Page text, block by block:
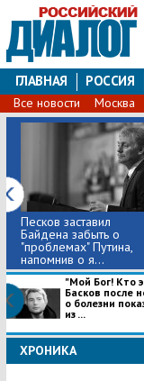
ГЛАВНАЯ РОССИЯ
Все новости Москва
Песков заставил
Байдена забыть о
"проблемах" Путина,
напомнив о я...
​"Мой Бог! Кто
Басков после
о болезни
из ...
ХРОНИКА